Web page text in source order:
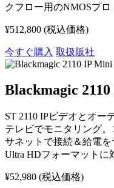
クフロー用のNMOSプロ
¥512,800 (税込価格)
今すぐ購入 取扱販社
Blackmagic
ST 2110 IPビデオとオ
テレビでモニタリング
サネットで接続＆給電
Ultra HDフォーマットに
¥52,980 (税込価格)